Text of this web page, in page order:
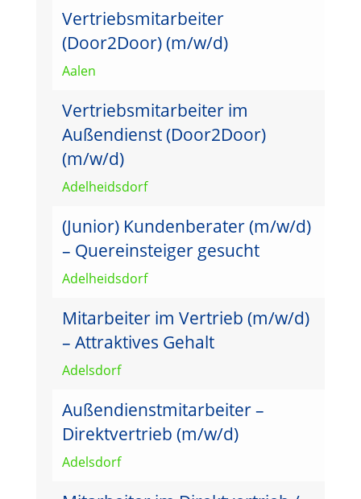
Vertriebsmitarbeiter
(Door2Door) (m/w/d)
Aalen
Vertriebsmitarbeiter im
Außendienst (Door2Door)
(m/w/d)
Adelheidsdorf
(Junior) Kundenberater (m/w/d)
– Quereinsteiger gesucht
Adelheidsdorf
Mitarbeiter im Vertrieb (m/w/d)
– Attraktives Gehalt
Adelsdorf
Außendienstmitarbeiter –
Direktvertrieb (m/w/d)
Adelsdorf